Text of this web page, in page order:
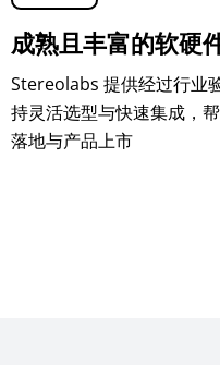
成熟且丰富的软硬
Stereolabs 提供经过行业
持灵活选型与快速集成，
落地与产品上市